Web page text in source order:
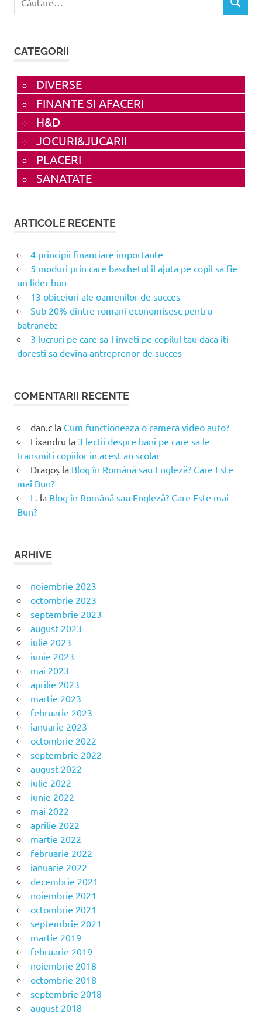
după:
CATEGORII
DIVERSE
FINANTE SI AFACERI
H&D
JOCURI&JUCARII
PLACERI
SANATATE
ARTICOLE RECENTE
4 principii financiare importante
5 moduri prin care baschetul il ajuta pe copil sa fie
un lider bun
13 obiceiuri ale oamenilor de succes
Sub 20% dintre romani economisesc pentru
batranete
3 lucruri pe care sa-l inveti pe copilul tau daca iti
doresti sa devina antreprenor de succes
COMENTARII RECENTE
dan.cla Cum functioneaza o camera video auto?
Lixandru la 3 lectii despre bani pe care sa le
transmiti copiilor in acest an scolar
Dragoșla Blog în Română sau Engleză? Care Este
mai Bun?
L.
la Blog în Română sau Engleză? Care Este mai
Bun?
ARHIVE
noiembrie 2023
octombrie 2023
septembrie 2023
august 2023
iulie 2023
iunie 2023
mai 2023
aprilie 2023
martie 2023
februarie 2023
ianuarie 2023
octombrie 2022
septembrie 2022
august 2022
iulie 2022
iunie 2022
mai 2022
aprilie 2022
martie 2022
februarie 2022
ianuarie 2022
decembrie 2021
noiembrie 2021
octombrie 2021
septembrie 2021
martie 2019
februarie 2019
noiembrie 2018
octombrie 2018
septembrie 2018
august 2018